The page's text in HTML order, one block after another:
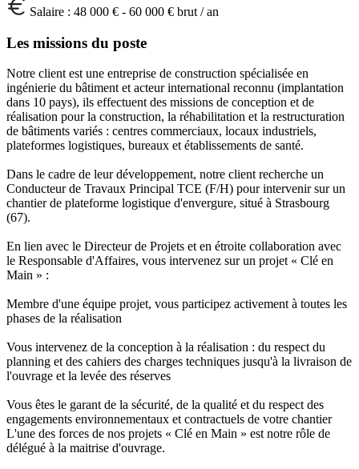
Salaire : 48 000 € - 60 000 € brut / an
Les missions du poste
Notre client est une entreprise de construction spécialisée en
ingénierie du bâtiment et acteur international reconnu (implantation
dans 10 pays), ils effectuent des missions de conception et de
réalisation pour la construction, la réhabilitation et la restructuration
de bâtiments variés : centres commerciaux, locaux industriels,
plateformes logistiques, bureaux et établissements de santé.
Dans le cadre de leur développement, notre client recherche un
Conducteur de Travaux Principal TCE (F/H) pour intervenir sur un
chantier de plateforme logistique d'envergure, situé à Strasbourg
(67).
En lien avec le Directeur de Projets et en étroite collaboration avec
le Responsable d'Affaires, vous intervenez sur un projet « Clé en
Main » :
Membre d'une équipe projet, vous participez activement à toutes les
phases de la réalisation
Vous intervenez de la conception à la réalisation : du respect du
planning et des cahiers des charges techniques jusqu'à la livraison de
l'ouvrage et la levée des réserves
Vous êtes le garant de la sécurité, de la qualité et du respect des
engagements environnementaux et contractuels de votre chantier
L'une des forces de nos projets « Clé en Main » est notre rôle de
délégué à la maitrise d'ouvrage.